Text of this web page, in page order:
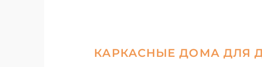
КАРКАСНЫЕ ДОМА ДЛЯ